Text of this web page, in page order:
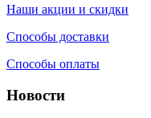
Наши акции и скидки
Способы доставки
Способы оплаты
Новости